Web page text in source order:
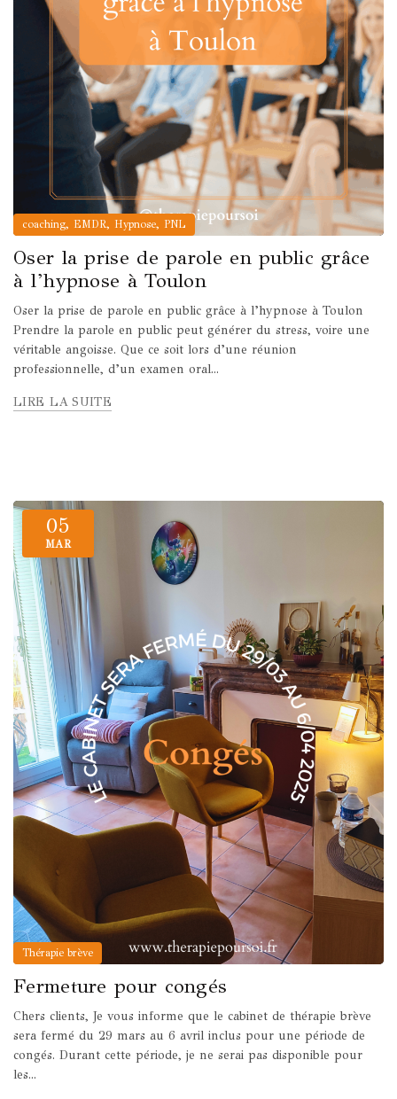
coaching, EMDR, Hypnose, PNL
Oser la prise de parole en public grâce
à l’hypnose à Toulon
Oser la prise de parole en public grâce à l’hypnose à Toulon
Prendre la parole en public peut générer du stress, voire une
véritable angoisse. Que ce soit lors d’une réunion
professionnelle, d’un examen oral...
LIRE LA SUITE
05
MAR
Thérapie brève
Fermeture pour congés
Chers clients, Je vous informe que le cabinet de thérapie brève
sera fermé du 29 mars au 6 avril inclus pour une période de
congés. Durant cette période, je ne serai pas disponible pour
les...